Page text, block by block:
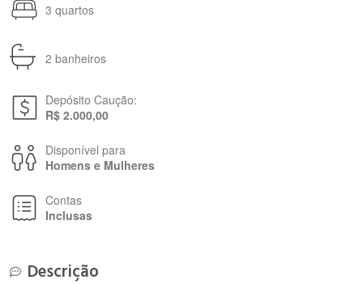
3 quartos
2 banheiros
Depósito Caução:
R$ 2.000,00
Disponível para
Homens e Mulheres
Contas
Inclusas
Descrição